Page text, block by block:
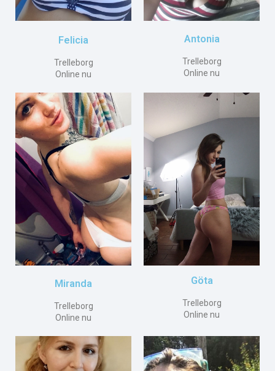
Felicia
Trelleborg
Online nu
Antonia
Trelleborg
Online nu
Miranda
Trelleborg
Online nu
Göta
Trelleborg
Online nu